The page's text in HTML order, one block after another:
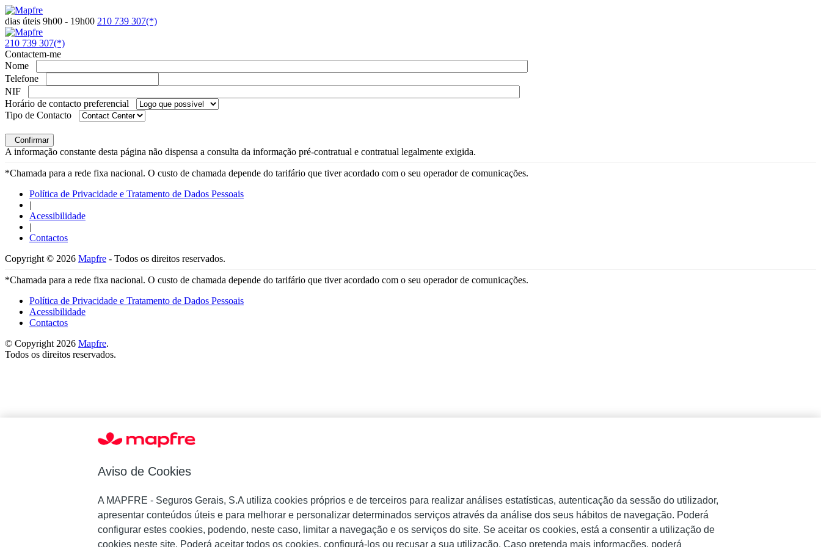
dias úteis 9h00 - 19h00 210 739 307(*)
210 739 307(*)
Contactem-me
Nome
Telefone
NIF
Horário de contacto preferencial
Tipo de Contacto
Confirmar
A informação constante desta página não dispensa a consulta da informação pré-contratual e contratual legalmente exigida.
*Chamada para a rede fixa nacional. O custo de chamada depende do tarifário que tiver acordado com o seu operador de comunicações.
Política de Privacidade e Tratamento de Dados Pessoais
|
Acessibilidade
|
Contactos
Copyright © 2026 Mapfre - Todos os direitos reservados.
*Chamada para a rede fixa nacional. O custo de chamada depende do tarifário que tiver acordado com o seu operador de comunicações.
Política de Privacidade e Tratamento de Dados Pessoais
Acessibilidade
Contactos
© Copyright 2026 Mapfre.
Todos os direitos reservados.
Aviso de Cookies
A MAPFRE - Seguros Gerais, S.A utiliza cookies próprios e de terceiros para realizar análises estatísticas, autenticação da sessão do utilizador,
apresentar conteúdos úteis e para melhorar e personalizar determinados serviços através da análise dos seus hábitos de navegação. Poderá
configurar estes cookies, podendo, neste caso, limitar a navegação e os serviços do site. Se aceitar os cookies, está a consentir a utilização de
cookies neste site. Poderá aceitar todos os cookies, configurá-los ou recusar a sua utilização. Caso pretenda mais informações, poderá